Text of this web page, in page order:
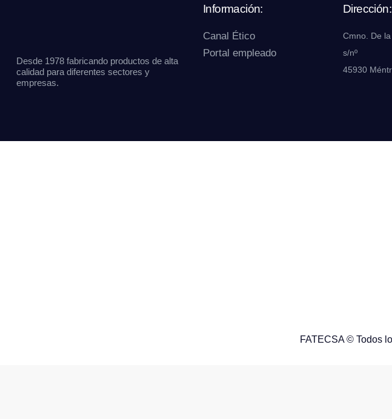
Desde 1978 fabricando productos de alta
calidad para diferentes sectores y
empresas.
Información:
Canal Ético
Portal empleado
Dirección:
Cmno. De
s/nº
45930
FATECSA © Todos